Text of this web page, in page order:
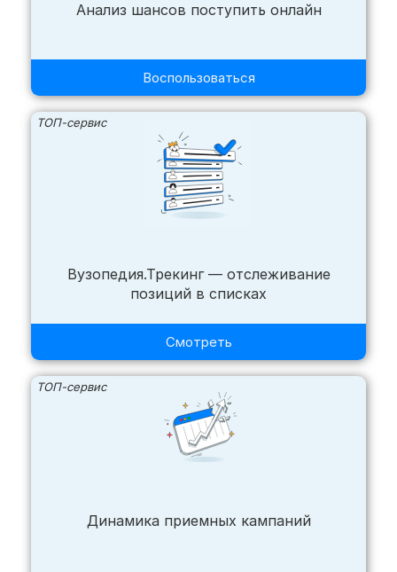
Анализ шансов поступить онлайн
Воспользоваться
ТОП-сервис
Вузопедия.Трекинг — отслеживание
позиций в списках
Смотреть
ТОП-сервис
Динамика приемных кампаний